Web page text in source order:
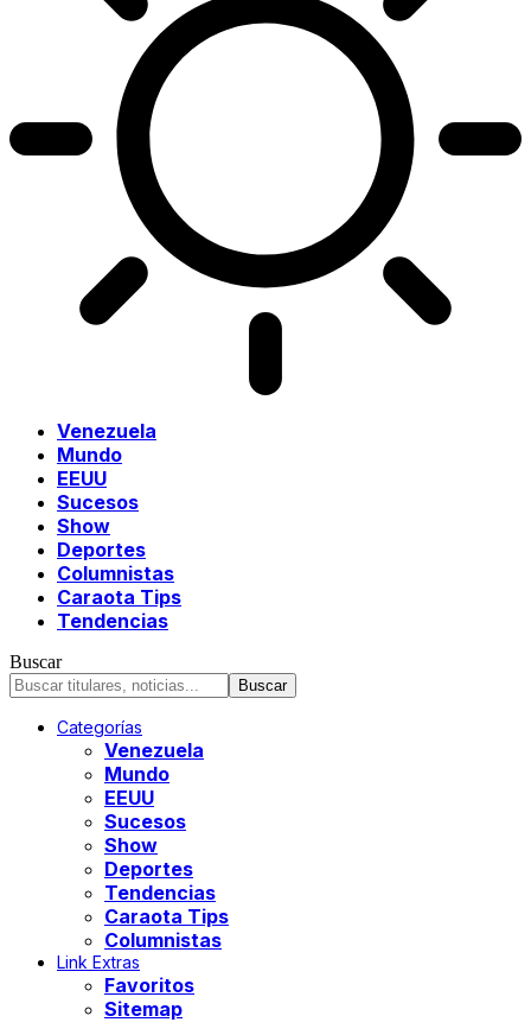
Venezuela
Mundo
EEUU
Sucesos
Show
Deportes
Columnistas
Caraota Tips
Tendencias
Buscar
Categorías
Venezuela
Mundo
EEUU
Sucesos
Show
Deportes
Tendencias
Caraota Tips
Columnistas
Link Extras
Favoritos
Sitemap